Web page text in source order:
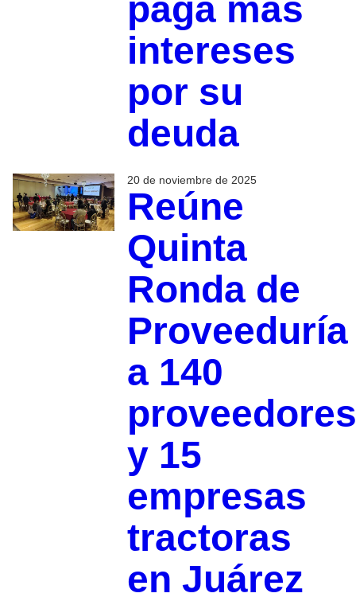
paga más
intereses
por su
deuda
20 de noviembre de 2025
Reúne
Quinta
Ronda de
Proveeduría
a 140
proveedores
y 15
empresas
tractoras
en Juárez